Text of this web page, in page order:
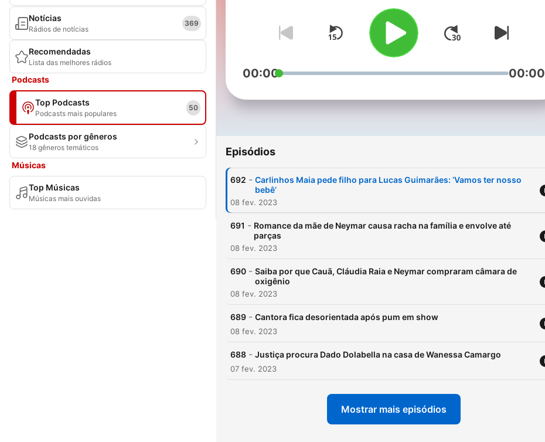
Notícias
Rádios de notícias
369
Recomendadas
Lista das melhores rádios
Podcasts
Top Podcasts
Podcasts mais populares
50
Podcasts por gêneros
18 gêneros temáticos
Músicas
Top Músicas
Músicas mais ouvidas
00:00 00:00
Episódios
692 - Carlinhos Maia pede filho para Lucas Guimarães: ‘Vamos ter nosso
bebê’
08 fev. 2023
691 - Romance da mãe de Neymar causa racha na família e envolve até
parças
08 fev. 2023
690 - Saiba por que Cauã, Cláudia Raia e Neymar compraram câmara de
oxigênio
08 fev. 2023
689 - Cantora fica desorientada após pum em show
08 fev. 2023
688 - Justiça procura Dado Dolabella na casa de Wanessa Camargo
07 fev. 2023
Mostrar mais episódios